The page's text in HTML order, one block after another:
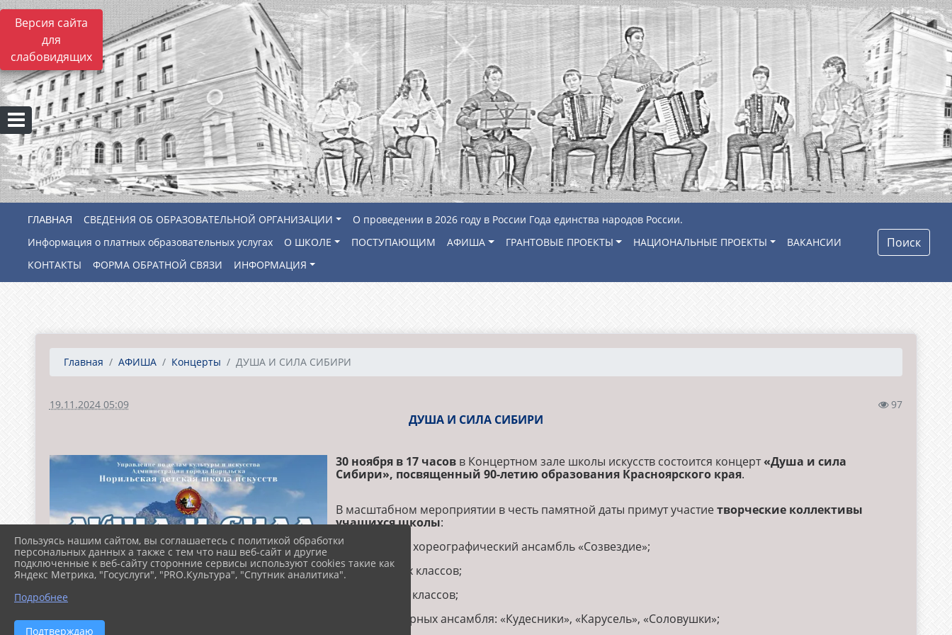
Версия сайта
для
слабовидящих
СВЕДЕНИЯ ОБ ОБРАЗОВАТЕЛЬНОЙ ОРГАНИЗАЦИИ
О проведении в 2026 году в России Года единства народов России.
Информация о платных образовательных услугах
О ШКОЛЕ ПОСТУПАЮЩИМ АФИША ГРАНТОВЫЕ ПРОЕКТЫ НАЦИОНАЛЬНЫЕ ПРОЕКТЫ
ВАКАНСИИ
КОНТАКТЫ
ФОРМА ОБРАТНОЙ СВЯЗИ ИНФОРМАЦИЯ
Поиск
Главная АФИША Концерты ДУША И СИЛА СИБИРИ
19.11.2024 05:09 97
ДУША И СИЛА СИБИРИ
30 ноября в 17 часов в Концертном зале школы искусств состоится концерт«Душа и сила
Сибири», посвященный 90-летию образования Красноярского края.
В масштабном мероприятии в честь памятной даты примут участиетворческие коллективы
учащихся школы:
-Образцовый хореографический ансамбль «Созвездие»;
-Хор младших классов;
-Хор старших классов;
-Три фольклорных ансамбля: «Кудесники», «Карусель», «Соловушки»;
Пользуясь нашим сайтом, вы соглашаетесь с политикой обработки
персональных данных а также с тем что наш веб-сайт и другие
подключенные к веб-сайту сторонние сервисы используют cookies такие как
Яндекс Метрика, "Госуслуги", "PRO.Культура", "Спутник аналитика".
Подробнее
Подтверждаю